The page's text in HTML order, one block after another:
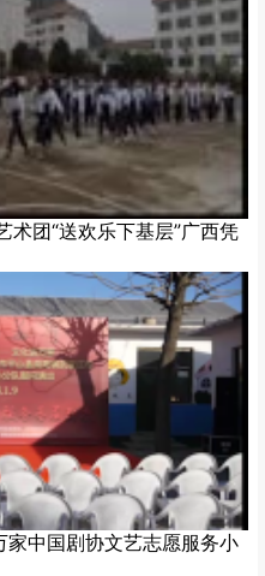
术团“送欢乐下基层”广西凭
中国剧协文艺志愿服务小